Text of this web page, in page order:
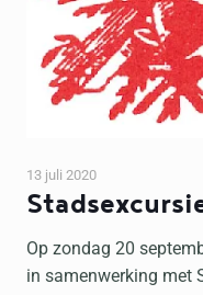
13 juli 2020
Op zondag 20
in samenwerking met